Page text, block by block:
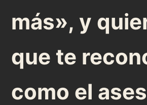
más», y
que te
como el